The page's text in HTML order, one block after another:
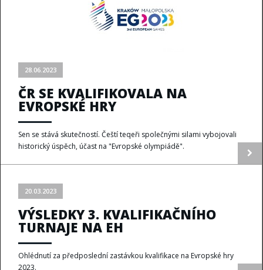
28.06.2023
ČR SE KVALIFIKOVALA NA
EVROPSKÉ HRY
Sen se stává skutečností. Čeští teqeři společnými silami vybojovali
historický úspěch, účast na "Evropské olympiádě".
20.03.2023
VÝSLEDKY 3. KVALIFIKAČNÍHO
TURNAJE NA EH
Ohlédnutí za předposlední zastávkou kvalifikace na Evropské hry
2023.